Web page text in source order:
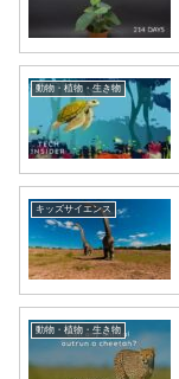
動物・植物・生き物
キッズサイエンス
動物・植物・生き物